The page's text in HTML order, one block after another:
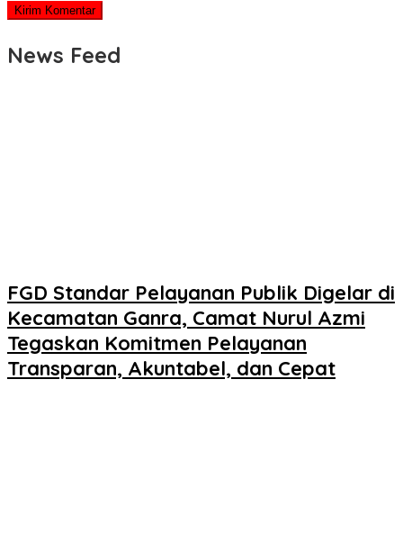
News Feed
FGD Standar Pelayanan Publik Digelar di
Kecamatan Ganra, Camat Nurul Azmi
Tegaskan Komitmen Pelayanan
Transparan, Akuntabel, dan Cepat